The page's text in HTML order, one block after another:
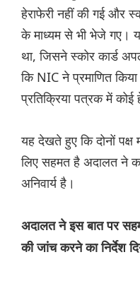
हेराफेरी नहीं की गई और
के माध्यम से भी भेजे गए।
था, जिसने स्कोर कार्ड
कि NIC ने प्रमाणित
प्रतिक्रिया पत्रक में कोई
यह देखते हुए कि दोनों
लिए सहमत है अदालत ने
अनिवार्य है।
अदालत ने इस बात पर
की जांच करने का निर्देश